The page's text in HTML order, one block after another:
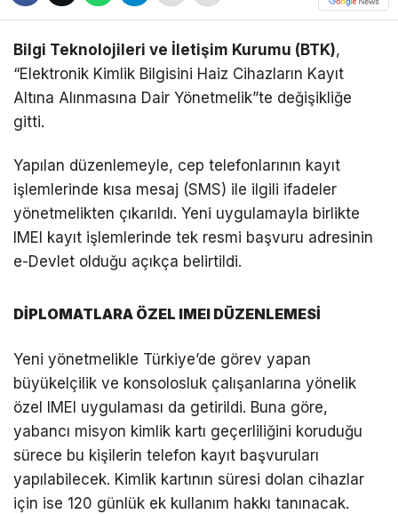
Bilgi Teknolojileri ve İletişim Kurumu (BTK),
“Elektronik Kimlik Bilgisini Haiz Cihazların Kayıt
Altına Alınmasına Dair Yönetmelik”te değişikliğe
gitti.
Yapılan düzenlemeyle, cep telefonlarının kayıt
işlemlerinde kısa mesaj (SMS) ile ilgili ifadeler
yönetmelikten çıkarıldı. Yeni uygulamayla birlikte
IMEI kayıt işlemlerinde tek resmi başvuru adresinin
e-Devlet olduğu açıkça belirtildi.
DİPLOMATLARA ÖZEL IMEI DÜZENLEMESİ
Yeni yönetmelikle Türkiye’de görev yapan
büyükelçilik ve konsolosluk çalışanlarına yönelik
özel IMEI uygulaması da getirildi. Buna göre,
yabancı misyon kimlik kartı geçerliliğini koruduğu
sürece bu kişilerin telefon kayıt başvuruları
yapılabilecek. Kimlik kartının süresi dolan cihazlar
için ise 120 günlük ek kullanım hakkı tanınacak.